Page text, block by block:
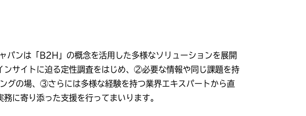
パンは「B2H」の概念を活用した多様なソリューションを展開
サイトに迫る定性調査をはじめ、②必要な情報や同じ課題を持
グの場、③さらには多様な経験を持つ業界エキスパートから直
に寄り添った支援を行ってまいります。